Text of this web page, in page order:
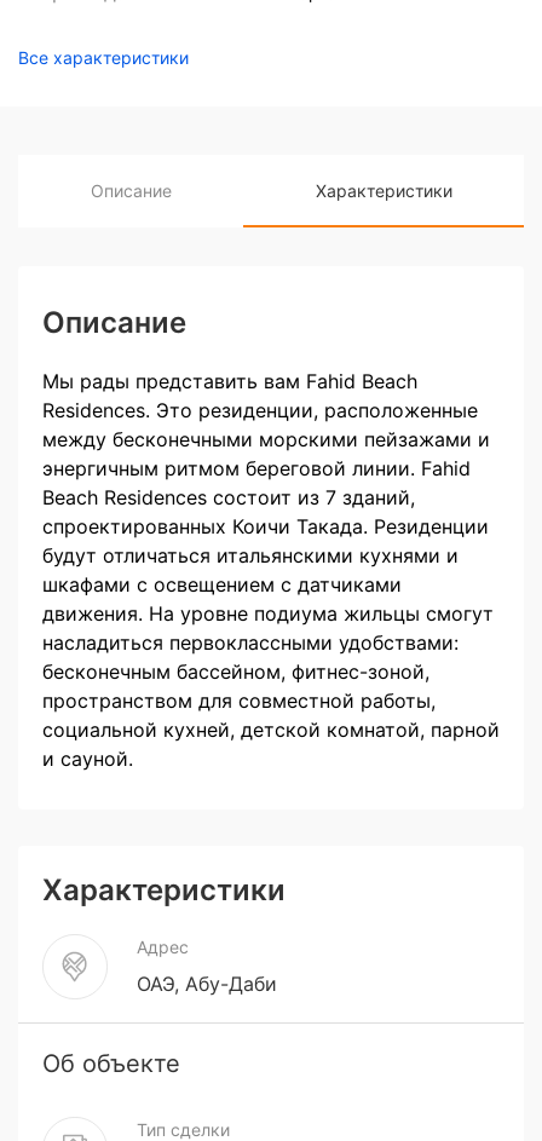
Все характеристики
Описание Характеристики
Описание
Мы рады представить вам Fahid Beach
Residences. Это резиденции, расположенные
между бесконечными морскими пейзажами и
энергичным ритмом береговой линии. Fahid
Beach Residences состоит из 7 зданий,
спроектированных Коичи Такада. Резиденции
будут отличаться итальянскими кухнями и
шкафами с освещением с датчиками
движения. На уровне подиума жильцы смогут
насладиться первоклассными удобствами:
бесконечным бассейном, фитнес-зоной,
пространством для совместной работы,
социальной кухней, детской комнатой, парной
и сауной.
Характеристики
Адрес
ОАЭ, Абу-Даби
Об объекте
Тип сделки